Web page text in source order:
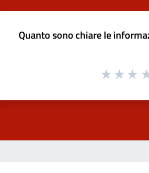
Quanto sono chiare le